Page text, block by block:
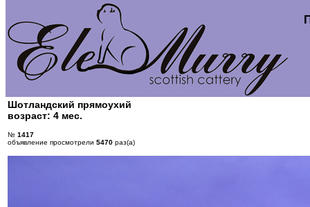
Шотландский прямоухий
возраст: 4 мес.
№ 1417
объявление просмотрели 5470 раз(а)